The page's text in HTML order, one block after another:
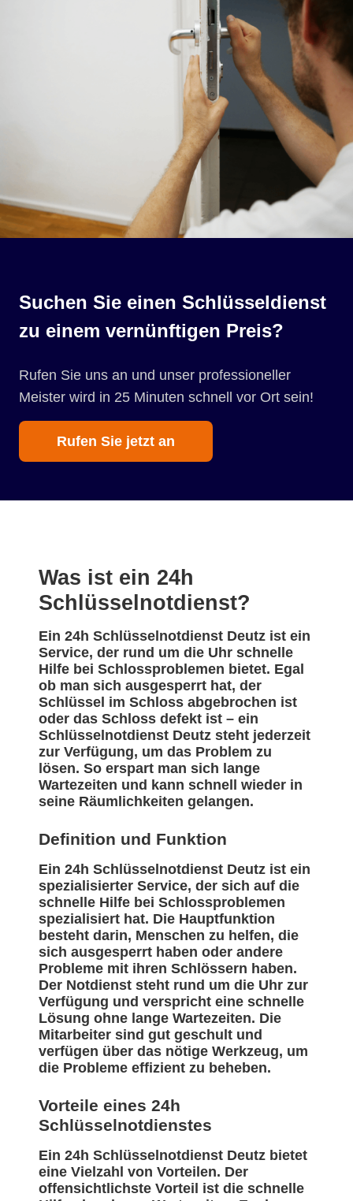
Suchen Sie einen Schlüsseldienst
zu einem vernünftigen Preis?
Rufen Sie uns an und unser professioneller
Meister wird in 25 Minuten schnell vor Ort sein!
Rufen Sie jetzt an
Was ist ein 24h
Schlüsselnotdienst?
Ein 24h Schlüsselnotdienst Deutz ist ein
Service, der rund um die Uhr schnelle
Hilfe bei Schlossproblemen bietet. Egal
ob man sich ausgesperrt hat, der
Schlüssel im Schloss abgebrochen ist
oder das Schloss defekt ist – ein
Schlüsselnotdienst Deutz steht jederzeit
zur Verfügung, um das Problem zu
lösen. So erspart man sich lange
Wartezeiten und kann schnell wieder in
seine Räumlichkeiten gelangen.
Definition und Funktion
Ein 24h Schlüsselnotdienst Deutz ist ein
spezialisierter Service, der sich auf die
schnelle Hilfe bei Schlossproblemen
spezialisiert hat. Die Hauptfunktion
besteht darin, Menschen zu helfen, die
sich ausgesperrt haben oder andere
Probleme mit ihren Schlössern haben.
Der Notdienst steht rund um die Uhr zur
Verfügung und verspricht eine schnelle
Lösung ohne lange Wartezeiten. Die
Mitarbeiter sind gut geschult und
verfügen über das nötige Werkzeug, um
die Probleme effizient zu beheben.
Vorteile eines 24h
Schlüsselnotdienstes
Ein 24h Schlüsselnotdienst Deutz bietet
eine Vielzahl von Vorteilen. Der
offensichtlichste Vorteil ist die schnelle